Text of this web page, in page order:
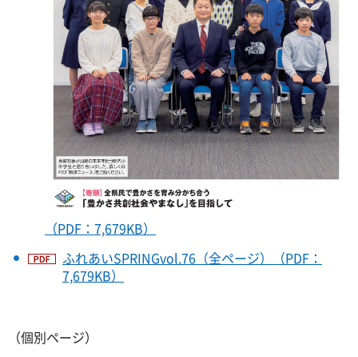
（PDF：7,679KB）
ふれあいSPRINGvol.76（全ページ）（PDF：
7,679KB）
（個別ページ）